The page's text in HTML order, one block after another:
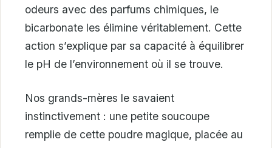
odeurs avec des parfums chimiques, le
bicarbonate les élimine véritablement. Cette
action s’explique par sa capacité à équilibrer
le pH de l’environnement où il se trouve.
Nos grands-mères le savaient
instinctivement : une petite soucoupe
remplie de cette poudre magique, placée au